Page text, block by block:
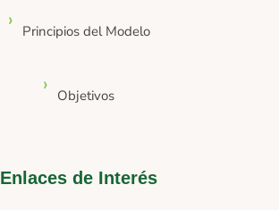
Principios del Modelo
Objetivos
Enlaces de Interés